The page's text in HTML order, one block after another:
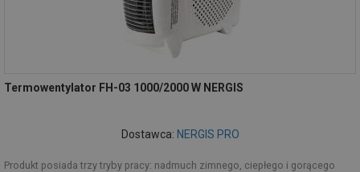
Termowentylator FH-03 1000/2000 W NERGIS
Dostawca: NERGIS PRO
Produkt posiada trzy tryby pracy: nadmuch zimnego, ciepłego i gorącego